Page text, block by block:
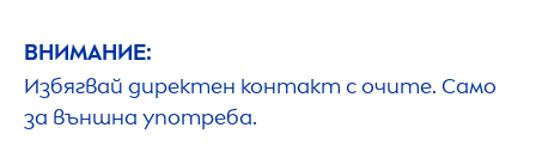
ВНИМАНИЕ:
Избягвай директен контакт с очите. Само
за външна употреба.